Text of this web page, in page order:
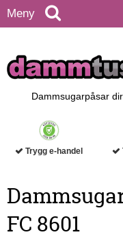
Meny
Dammsugarpåsar
Trygg e-handel
FC 8601